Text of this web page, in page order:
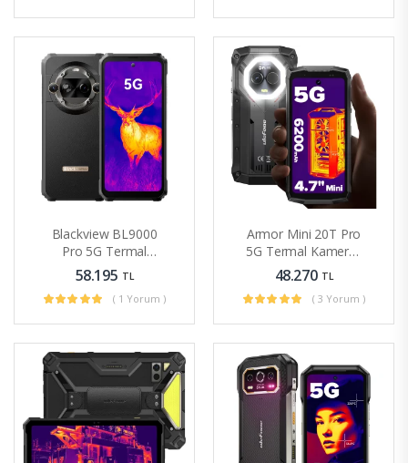
Blackview BL9000
Pro 5G Termal
Kameralı Rugged
Telefon 36GB
+512GB
58.195 TL
( 1 Yorum )
Armor Mini 20T Pro
5G Termal Kameralı
Mini Sağlam
Telefon
48.270 TL
( 3 Yorum )